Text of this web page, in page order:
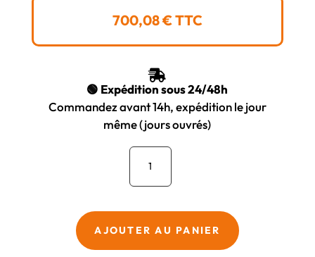
700,08€TTC

🟢 Expédition sous 24/48h
Commandez avant 14h, expédition le jour
même (jours ouvrés)
quantité
Pack
outils
AJOUTER AU PANIER